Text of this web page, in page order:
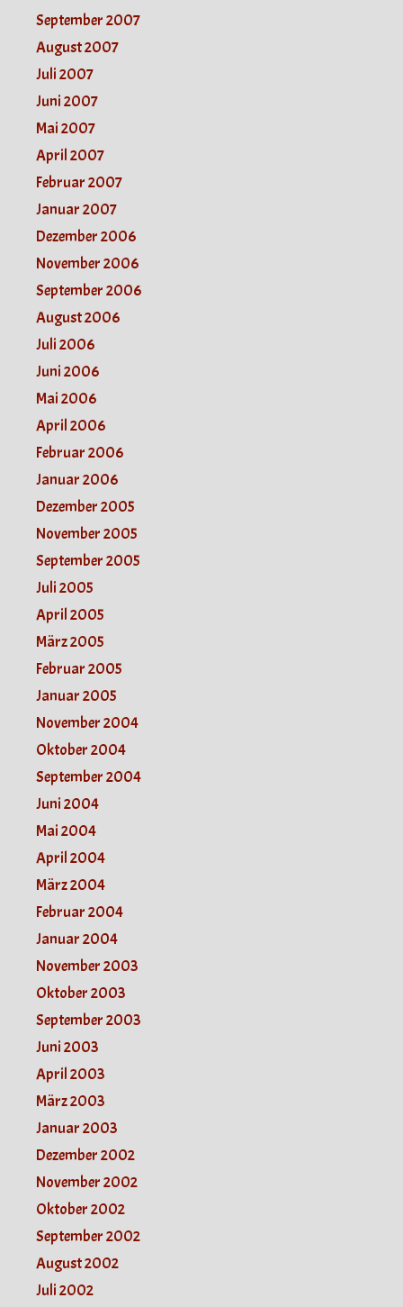
September 2007
August 2007
Juli 2007
Juni 2007
Mai 2007
April 2007
Februar 2007
Januar 2007
Dezember 2006
November 2006
September 2006
August 2006
Juli 2006
Juni 2006
Mai 2006
April 2006
Februar 2006
Januar 2006
Dezember 2005
November 2005
September 2005
Juli 2005
April 2005
März 2005
Februar 2005
Januar 2005
November 2004
Oktober 2004
September 2004
Juni 2004
Mai 2004
April 2004
März 2004
Februar 2004
Januar 2004
November 2003
Oktober 2003
September 2003
Juni 2003
April 2003
März 2003
Januar 2003
Dezember 2002
November 2002
Oktober 2002
September 2002
August 2002
Juli 2002